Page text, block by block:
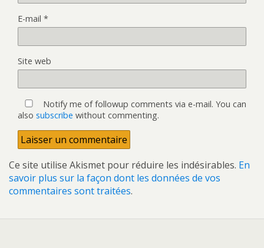
E-mail *
Site web
Notify me of followup comments via e-mail. You can
also subscribe without commenting.
Ce site utilise Akismet pour réduire les indésirables. En
savoir plus sur la façon dont les données de vos
commentaires sont traitées.